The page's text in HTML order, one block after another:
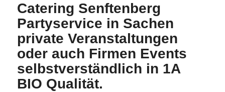
Catering Senftenberg
Partyservice in Sachen
private Veranstaltungen
oder auch Firmen Events
selbstverständlich in 1A
BIO Qualität.